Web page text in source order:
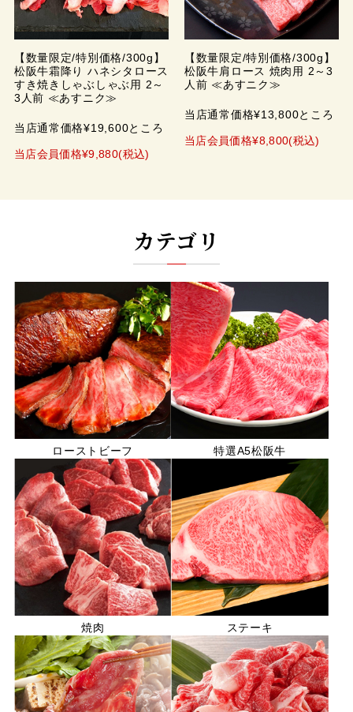
【数量限定/特別価格/300g】
松阪牛霜降り ハネシタロース
すき焼きしゃぶしゃぶ用 2～
3人前 ≪あすニク≫
当店通常価格¥19,600ところ
当店会員価格¥9,880(税込)
【数量限定/特別価格/300g】
松阪牛肩ロース 焼肉用 2～3
人前 ≪あすニク≫
当店通常価格¥13,800ところ
当店会員価格¥8,800(税込)
カテゴリ
ローストビーフ 特選A5松阪牛
焼肉 ステーキ